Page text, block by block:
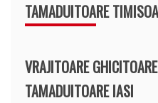
TAMADUITOARE
VRAJITOARE
TAMADUITOARE IASI